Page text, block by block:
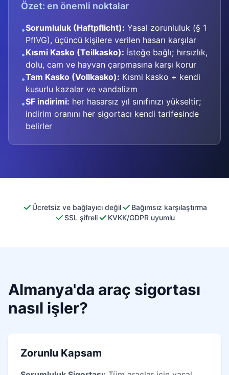
Özet: en önemli noktalar
•Sorumluluk (Haftpflicht): Yasal zorunluluk (§ 1
PflVG), üçüncü kişilere verilen hasarı karşılar
•Kısmi Kasko (Teilkasko): İsteğe bağlı; hırsızlık,
dolu, cam ve hayvan çarpmasına karşı korur
•Tam Kasko (Vollkasko): Kısmi kasko + kendi
kusurlu kazalar ve vandalizm
•SF indirimi: her hasarsız yıl sınıfınızı yükseltir;
indirim oranını her sigortacı kendi tarifesinde
belirler
Ücretsiz ve bağlayıcı değil
Bağımsız karşılaştırma
SSL şifreli
KVKK/GDPR uyumlu
Almanya'da araç sigortası
nasıl işler?
Zorunlu Kapsam